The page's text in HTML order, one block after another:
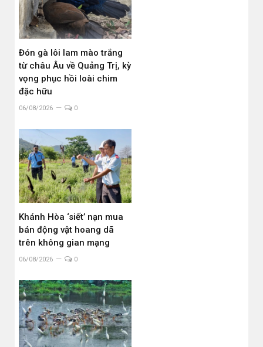
Đón gà lôi lam mào trắng
từ châu Âu về Quảng Trị, kỳ
vọng phục hồi loài chim
đặc hữu
06/08/2026 0
Khánh Hòa ‘siết’ nạn mua
bán động vật hoang dã
trên không gian mạng
06/08/2026 0